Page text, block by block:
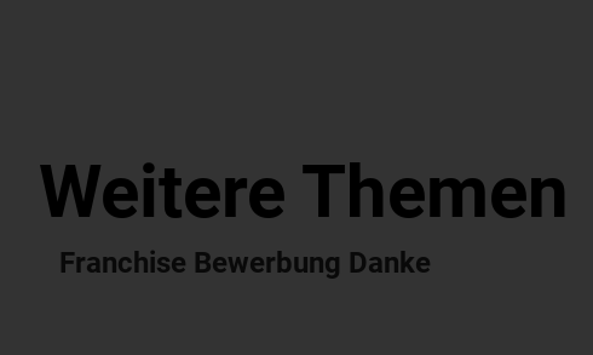
Weitere Themen
Franchise Bewerbung Danke